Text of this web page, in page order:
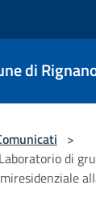
di
>
di